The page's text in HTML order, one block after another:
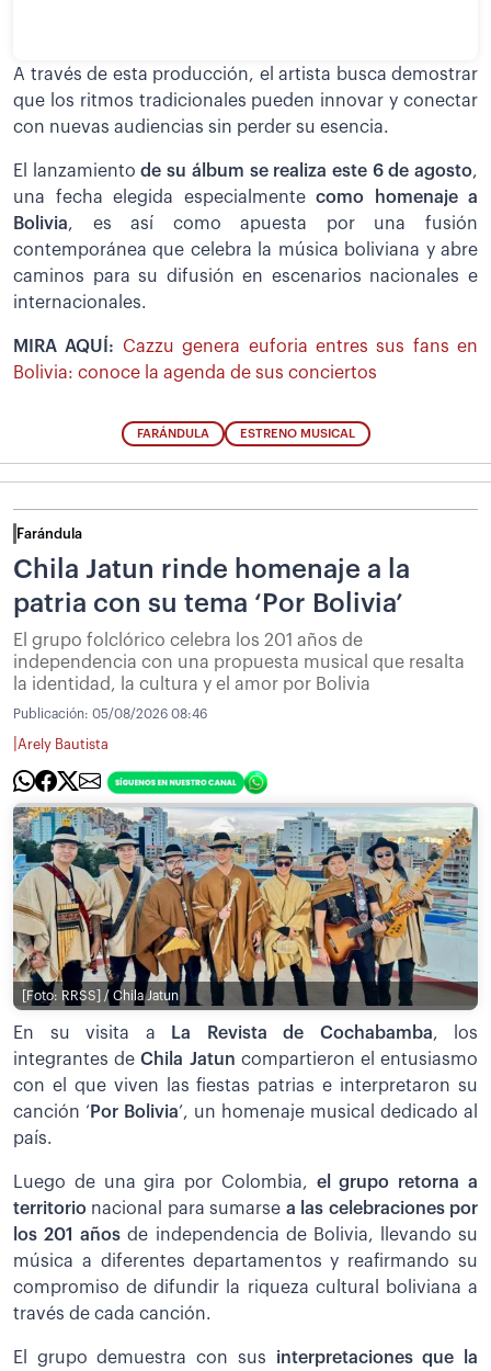
A través de esta producción, el artista busca demostrar
que los ritmos tradicionales pueden innovar y conectar
con nuevas audiencias sin perder su esencia.
El lanzamientode su álbum se realiza este 6 de agosto,
una fecha elegida especialmente como homenaje a
Bolivia, es así como apuesta por una fusión
contemporánea que celebra la música boliviana y abre
caminos para su difusión en escenarios nacionales e
internacionales.
MIRA AQUÍ: Cazzu genera euforia entres sus fans en
Bolivia: conoce la agenda de sus conciertos
FARÁNDULA ESTRENO MUSICAL
Farándula
Chila Jatun rinde homenaje a la
patria con su tema ‘Por Bolivia’
El grupo folclórico celebra los 201 años de
independencia con una propuesta musical que resalta
la identidad, la cultura y el amor por Bolivia
Publicación: 05/08/2026 08:46
Arely Bautista
[Foto: RRSS] / Chila Jatun
En su visita a La Revista de Cochabamba, los
integrantes de Chila Jatun compartieron el entusiasmo
con el que viven las fiestas patrias e interpretaron su
canción ‘ Por Bolivia’, un homenaje musical dedicado al
país.
Luego de una gira por Colombia, el grupo retorna a
territorio nacional para sumarse a las celebraciones por
los 201 años de independencia de Bolivia, llevando su
música a diferentes departamentos y reafirmando su
compromiso de difundir la riqueza cultural boliviana a
través de cada canción.
El grupo demuestra con sus interpretaciones que la